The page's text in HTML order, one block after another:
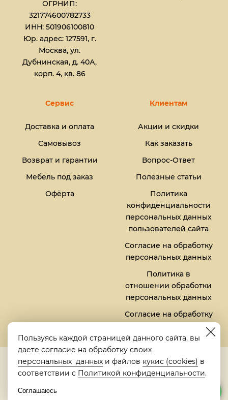
ОГРНИП:
321774600782733
ИНН: 501906100810
Юр. адрес: 127591, г.
Москва, ул.
Дубнинская, д. 40А,
корп. 4, кв. 86
Сервис
Доставка и оплата
Самовывоз
Возврат и гарантии
Мебель под заказ
Офёрта
Клиентам
Акции и скидки
Как заказать
Вопрос-Ответ
Полезные статьи
Политика
конфиденциальности
персональных данных
пользователей сайта
Согласие на обработку
персональных данных
Политика в
отношении обработки
персональных данных
Согласие на обработку
файлов кукис (cookies)
5,0
Рейтинг в Яндексе
Пользуясь каждой страницей данного сайта, вы
даете согласие на обработку своих
персональных данных и файлов кукис (cookies) в
соответствии с Политикой конфиденциальности.
Соглашаюсь